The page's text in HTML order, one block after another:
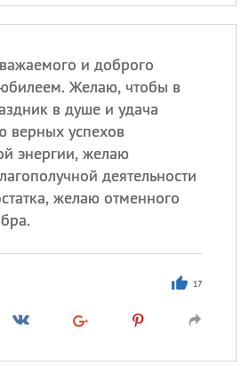
и доброго
Желаю, чтобы в
в душе и удача
верных успехов
энергии, желаю
деятельности
желаю отменного
17